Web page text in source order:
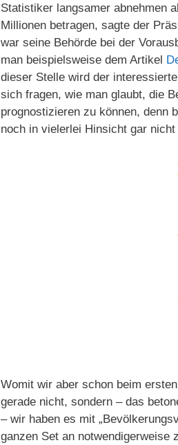
Statistiker langsamer abnehmen
Millionen betragen, sagte der
war seine Behörde bei der
man beispielsweise dem Artikel
dieser Stelle wird der
sich fragen, wie man glaubt, die
prognostizieren zu können, denn
noch in vielerlei Hinsicht gar
Womit wir aber schon beim
gerade nicht, sondern – das
– wir haben es mit
ganzen Set an notwendigerweise